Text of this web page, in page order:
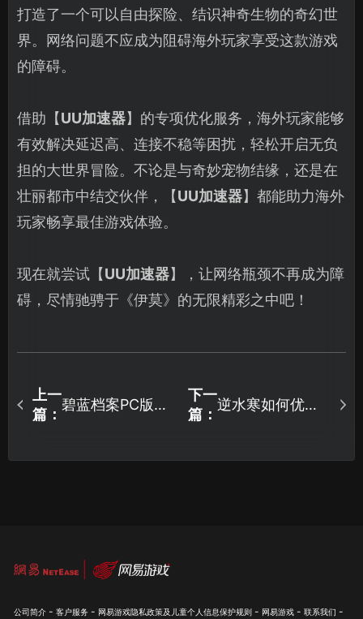
打造了一个可以自由探险、结识神奇生物的奇幻世
界。网络问题不应成为阻碍海外玩家享受这款游戏
的障碍。
借助【UU加速器】的专项优化服务，海外玩家能够
有效解决延迟高、连接不稳等困扰，轻松开启无负
担的大世界冒险。不论是与奇妙宠物结缘，还是在
壮丽都市中结交伙伴，【UU加速器】都能助力海外
玩家畅享最佳游戏体验。
现在就尝试【UU加速器】，让网络瓶颈不再成为障
碍，尽情驰骋于《伊莫》的无限精彩之中吧！
上一
篇：
碧蓝档案PC版怎
器解决语言问
下一
篇：
逆水寒如何优化
公司简介 - 客户服务 - 网易游戏隐私政策及儿童个人信息保护规则 - 网易游戏 - 联系我们 -